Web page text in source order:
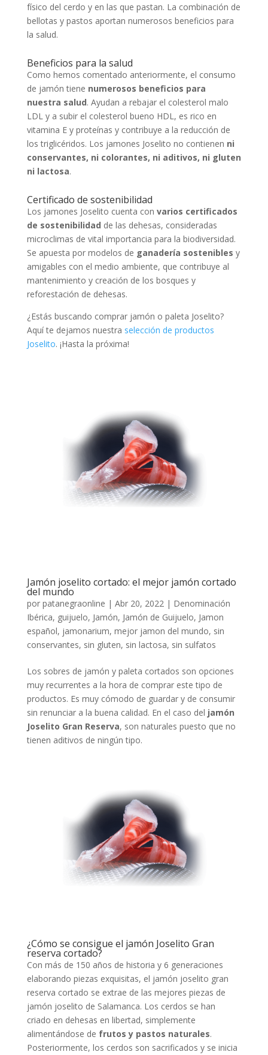
físico del cerdo y en las que pastan. La combinación de
bellotas y pastos aportan numerosos beneficios para
la salud.
Beneficios para la salud
Como hemos comentado anteriormente, el consumo
de jamón tiene numerosos beneficios para
nuestra salud. Ayudan a rebajar el colesterol malo
LDL y a subir el colesterol bueno HDL, es rico en
vitamina E y proteínas y contribuye a la reducción de
los triglicéridos. Los jamones Joselito no contienen ni
conservantes, ni colorantes, ni aditivos, ni gluten
ni lactosa.
Certificado de sostenibilidad
Los jamones Joselito cuenta con varios certificados
de sostenibilidad de las dehesas, consideradas
microclimas de vital importancia para la biodiversidad.
Se apuesta por modelos de ganadería sostenibles y
amigables con el medio ambiente, que contribuye al
mantenimiento y creación de los bosques y
reforestación de dehesas.
¿Estás buscando comprar jamón o paleta Joselito?
Aquí te dejamos nuestra selección de productos
Joselito. ¡Hasta la próxima!
Jamón joselito cortado: el mejor jamón cortado
del mundo
por patanegraonline | Abr 20, 2022 | Denominación
Ibérica, guijuelo, Jamón, Jamón de Guijuelo, Jamon
español, jamonarium, mejor jamon del mundo, sin
conservantes, sin gluten, sin lactosa, sin sulfatos
Los sobres de jamón y paleta cortados son opciones
muy recurrentes a la hora de comprar este tipo de
productos. Es muy cómodo de guardar y de consumir
sin renunciar a la buena calidad. En el caso del jamón
Joselito Gran Reserva, son naturales puesto que no
tienen aditivos de ningún tipo.
¿Cómo se consigue el jamón Joselito Gran
reserva cortado?
Con más de 150 años de historia y 6 generaciones
elaborando piezas exquisitas, el jamón joselito gran
reserva cortado se extrae de las mejores piezas de
jamón joselito de Salamanca. Los cerdos se han
criado en dehesas en libertad, simplemente
alimentándose de frutos y pastos naturales.
Posteriormente, los cerdos son sacrificados y se inicia